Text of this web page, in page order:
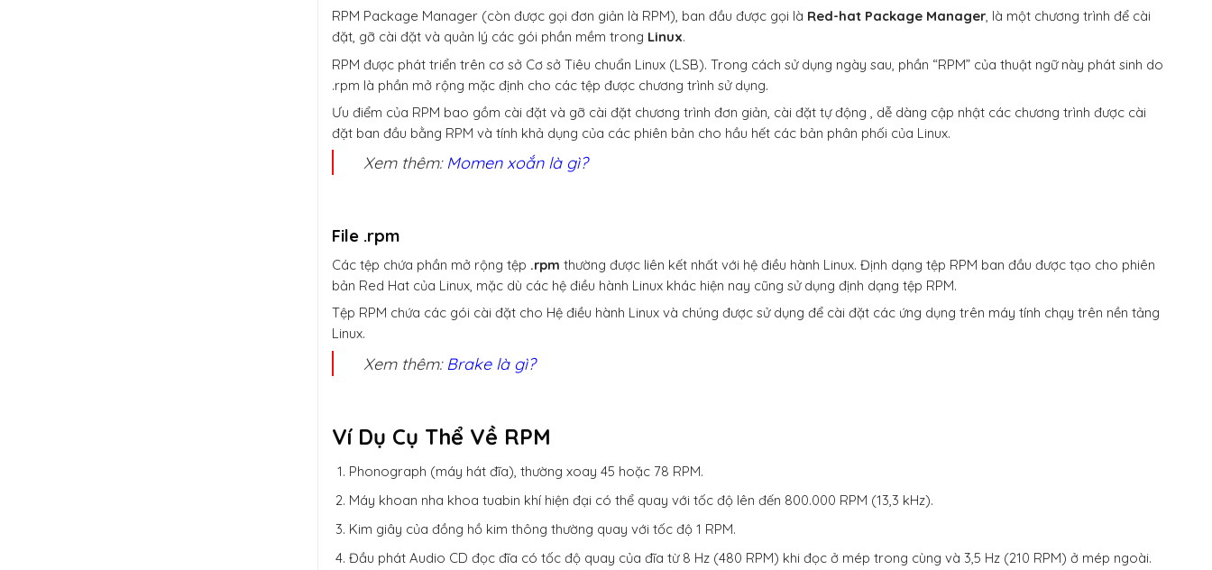
RPM Package Manager (còn được gọi đơn giản là RPM), ban đầu được gọi là Red-hat Package Manager, là một chương trình để cài
đặt, gỡ cài đặt và quản lý các gói phần mềm trong Linux.
RPM được phát triển trên cơ sở Cơ sở Tiêu chuẩn Linux (LSB). Trong cách sử dụng ngày sau, phần “RPM” của thuật ngữ này phát sinh do
.rpm là phần mở rộng mặc định cho các tệp được chương trình sử dụng.
Ưu điểm của RPM bao gồm cài đặt và gỡ cài đặt chương trình đơn giản, cài đặt tự động , dễ dàng cập nhật các chương trình được cài
đặt ban đầu bằng RPM và tính khả dụng của các phiên bản cho hầu hết các bản phân phối của Linux.
Xem thêm: Momen xoắn là gì?
File .rpm
Các tệp chứa phần mở rộng tệp .rpm thường được liên kết nhất với hệ điều hành Linux. Định dạng tệp RPM ban đầu được tạo cho phiên
bản Red Hat của Linux, mặc dù các hệ điều hành Linux khác hiện nay cũng sử dụng định dạng tệp RPM.
Tệp RPM chứa các gói cài đặt cho Hệ điều hành Linux và chúng được sử dụng để cài đặt các ứng dụng trên máy tính chạy trên nền tảng
Linux.
Xem thêm: Brake là gì?
Ví Dụ Cụ Thể Về RPM
Phonograph (máy hát đĩa), thường xoay 45 hoặc 78 RPM.
Máy khoan nha khoa tuabin khí hiện đại có thể quay với tốc độ lên đến 800.000 RPM (13,3 kHz).
Kim giây của đồng hồ kim thông thường quay với tốc độ 1 RPM.
Đầu phát Audio CD đọc đĩa có tốc độ quay của đĩa từ 8 Hz (480 RPM) khi đọc ở mép trong cùng và 3,5 Hz (210 RPM) ở mép ngoài.